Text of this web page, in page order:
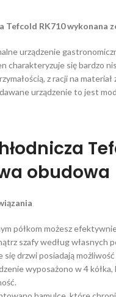
Tefcold RK710 wykonana
urządzenie
charakteryzuje się bardzo
z racji na
urządzenie to jest
obudowa
półkom możesz
szafy według własnych
się drzwi posiadają
wyposażono w 4